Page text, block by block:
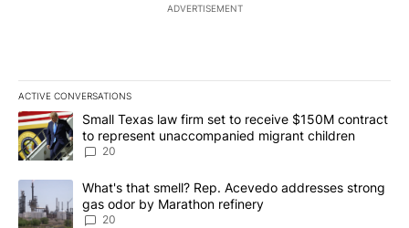
ADVERTISEMENT
ACTIVE CONVERSATIONS
The following is a list of the most commented articles in the last
A trending article titled "Small Texas law firm set to receive
Small Texas law firm set to receive $150M contract
to represent unaccompanied migrant children
20
A trending article titled "What's that smell? Rep. Acevedo
What's that smell? Rep. Acevedo addresses strong
gas odor by Marathon refinery
20